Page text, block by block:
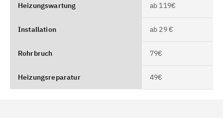
Heizungswartung ab 119€
Installation ab 29 €
Rohrbruch 79€
Heizungsreparatur 49€